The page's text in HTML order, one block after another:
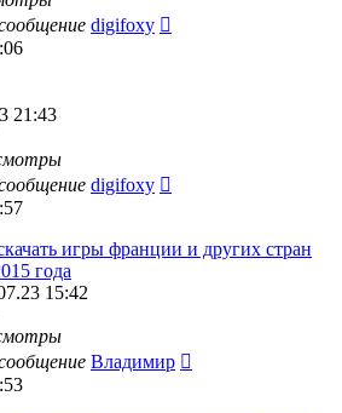
digifoxy
21:43
digifoxy
игры франции и других стран
года
15:42
Владимир